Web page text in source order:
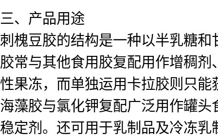
三、产品用途
刺槐豆胶的结构是一种以半乳糖
胶常与其他食用胶复配用作增稠
性果冻，而单独运用卡拉胶则只
海藻胶与氯化钾复配广泛用作罐
稳定剂。还可用于乳制品及冷冻